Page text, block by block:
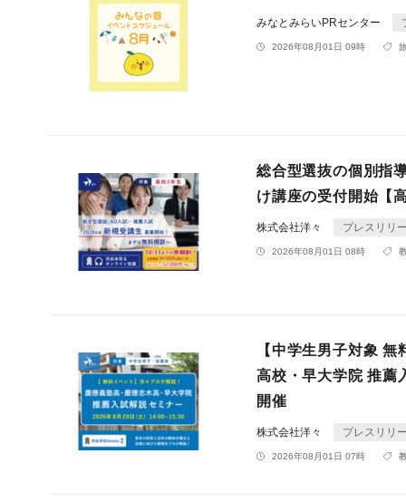
みなとみらいPRセンター
2026年08月01日 09時
総合型選抜の個別指
け講座の受付開始【
株式会社洋々 プレスリリ
2026年08月01日 08時
【中学生男子対象
高校・早大学院 推薦
開催
株式会社洋々 プレスリリ
2026年08月01日 07時